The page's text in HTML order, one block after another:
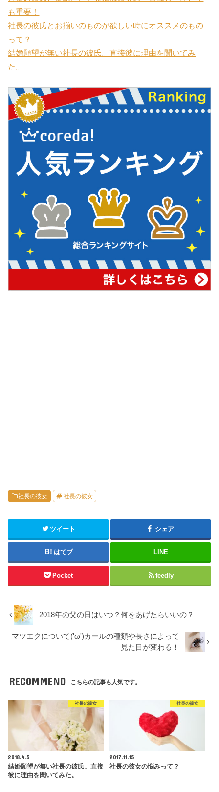
も重要！
社長の彼氏とお揃いのものが欲しい時にオススメのもの
って？
結婚願望が無い社長の彼氏。直接彼に理由を聞いてみ
た。
社長の彼女 社長の彼女
ツイート シェア
はてブ LINE
Pocket feedly
2018年の父の日はいつ？何をあげたらいいの？
マツエクについて('ω')カールの種類や長さによって
見た目が変わる！
RECOMMEND こちらの記事も人気です。
社長の彼女
2018.4.5
結婚願望が無い社長の彼氏。直接
彼に理由を聞いてみた。
社長の彼女
2017.11.15
社長の彼女の悩みって？